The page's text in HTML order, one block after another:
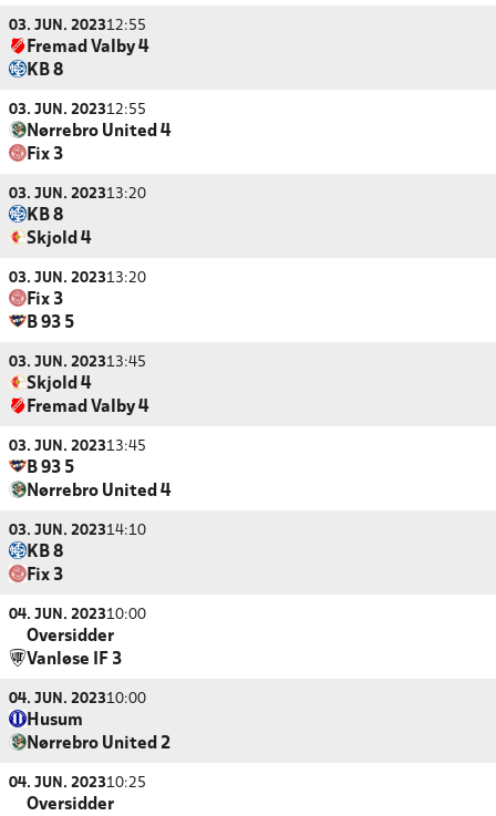
03. JUN. 202312:55
Fremad Valby 4
KB 8
03. JUN. 202312:55
Nørrebro United 4
Fix 3
03. JUN. 202313:20
KB 8
Skjold 4
03. JUN. 202313:20
Fix 3
B 93 5
03. JUN. 202313:45
Skjold 4
Fremad Valby 4
03. JUN. 202313:45
B 93 5
Nørrebro United 4
03. JUN. 202314:10
KB 8
Fix 3
04. JUN. 202310:00
Oversidder
Vanløse IF 3
04. JUN. 202310:00
Husum
Nørrebro United 2
04. JUN. 202310:25
Oversidder